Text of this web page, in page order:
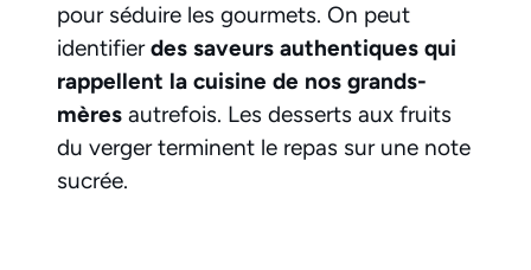
pour séduire les gourmets. On peut
identifierdes saveurs authentiques qui
rappellent la cuisine de nos grands-
mères autrefois. Les desserts aux fruits
du verger terminent le repas sur une note
sucrée.